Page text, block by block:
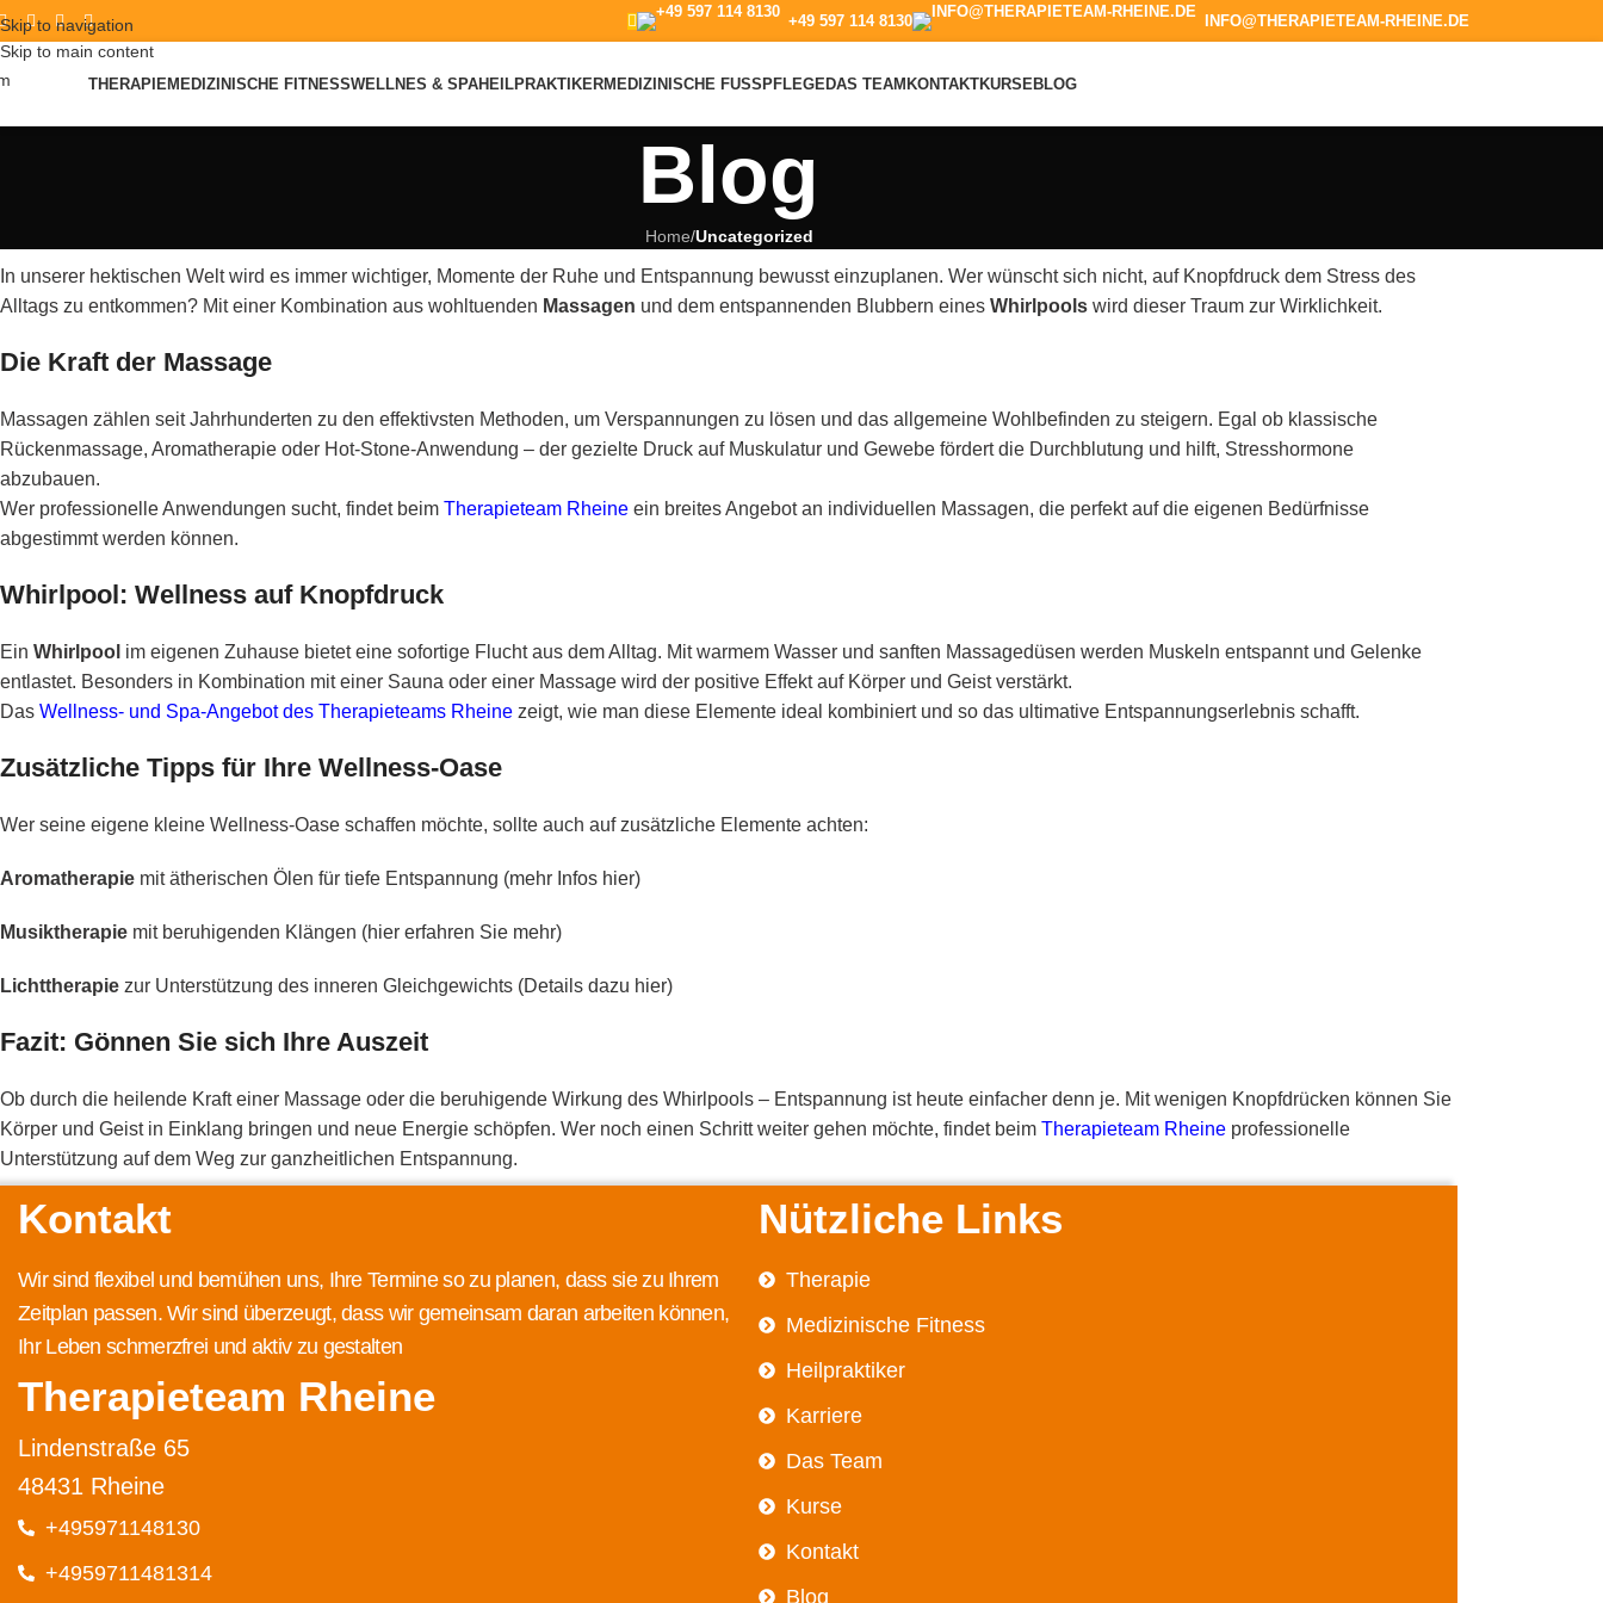
Skip to navigation
Skip to main content
+49 597 114 8130​ INFO@THERAPIETEAM-RHEINE.DE
THERAPIEMEDIZINISCHE FITNESSWELLNES & SPAHEILPRAKTIKERMEDIZINISCHE FUSSPFLEGE DAS TEAMKONTAKTKURSEBLOG
Blog
Home/Uncategorized
In unserer hektischen Welt wird es immer wichtiger, Momente der Ruhe und Entspannung bewusst einzuplanen. Wer wünscht sich nicht, auf Knopfdruck dem Stress des
Alltags zu entkommen? Mit einer Kombination aus wohltuenden Massagen und dem entspannenden Blubbern eines Whirlpools wird dieser Traum zur Wirklichkeit.
Die Kraft der Massage
Massagen zählen seit Jahrhunderten zu den effektivsten Methoden, um Verspannungen zu lösen und das allgemeine Wohlbefinden zu steigern. Egal ob klassische
Rückenmassage, Aromatherapie oder Hot-Stone-Anwendung – der gezielte Druck auf Muskulatur und Gewebe fördert die Durchblutung und hilft, Stresshormone
abzubauen.
Wer professionelle Anwendungen sucht, findet beim Therapieteam Rheine ein breites Angebot an individuellen Massagen, die perfekt auf die eigenen Bedürfnisse
abgestimmt werden können.
Whirlpool: Wellness auf Knopfdruck
Ein Whirlpool im eigenen Zuhause bietet eine sofortige Flucht aus dem Alltag. Mit warmem Wasser und sanften Massagedüsen werden Muskeln entspannt und Gelenke
entlastet. Besonders in Kombination mit einer Sauna oder einer Massage wird der positive Effekt auf Körper und Geist verstärkt.
Das Wellness- und Spa-Angebot des Therapieteams Rheine zeigt, wie man diese Elemente ideal kombiniert und so das ultimative Entspannungserlebnis schafft.
Zusätzliche Tipps für Ihre Wellness-Oase
Wer seine eigene kleine Wellness-Oase schaffen möchte, sollte auch auf zusätzliche Elemente achten:
Aromatherapie mit ätherischen Ölen für tiefe Entspannung (mehr Infos hier)
Musiktherapie mit beruhigenden Klängen (hier erfahren Sie mehr)
Lichttherapie zur Unterstützung des inneren Gleichgewichts (Details dazu hier)
Fazit: Gönnen Sie sich Ihre Auszeit
Ob durch die heilende Kraft einer Massage oder die beruhigende Wirkung des Whirlpools – Entspannung ist heute einfacher denn je. Mit wenigen Knopfdrücken können Sie
Körper und Geist in Einklang bringen und neue Energie schöpfen. Wer noch einen Schritt weiter gehen möchte, findet beim Therapieteam Rheine professionelle
Unterstützung auf dem Weg zur ganzheitlichen Entspannung.
Kontakt
Wir sind flexibel und bemühen uns, Ihre Termine so zu planen, dass sie zu Ihrem
Zeitplan passen. Wir sind überzeugt, dass wir gemeinsam daran arbeiten können,
Ihr Leben schmerzfrei und aktiv zu gestalten
Therapieteam Rheine
Lindenstraße 65
48431 Rheine
+495971148130
+4959711481314
Nützliche Links
Therapie
Medizinische Fitness
Heilpraktiker
Karriere
Das Team
Kurse
Kontakt
Blog